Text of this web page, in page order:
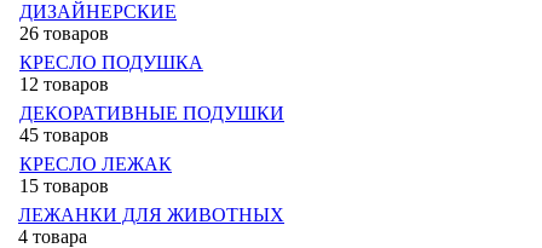
ДИЗАЙНЕРСКИЕ
26 товаров
КРЕСЛО ПОДУШКА
12 товаров
ДЕКОРАТИВНЫЕ ПОДУШКИ
45 товаров
КРЕСЛО ЛЕЖАК
15 товаров
ЛЕЖАНКИ ДЛЯ ЖИВОТНЫХ
4 товара